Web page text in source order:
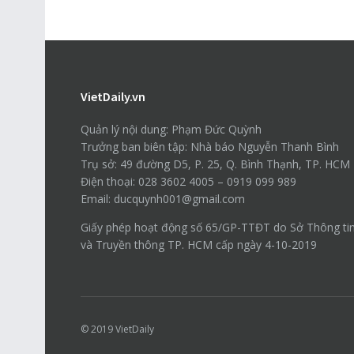
VietDaily.vn
Quản lý nội dung: Phạm Đức Quỳnh
Trưởng ban biên tập: Nhà báo Nguyễn Thanh Bình
Trụ sở: 49 đường D5, P. 25, Q. Bình Thạnh, TP. HCM
Điện thoại: 028 3602 4005 – 0919 099 989
Email: ducquynh001@gmail.com
Giấy phép hoạt động số 65/GP-TTĐT do Sở Thông
và Truyền thông TP. HCM cấp ngày 4-10-2019
© 2019VietDaily